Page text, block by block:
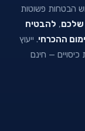
הבטחות פשוטות
שלכם, להבטיח
ההכרחי. ייעוץ
— חינם